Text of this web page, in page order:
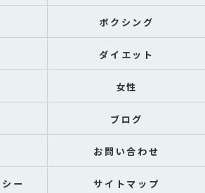
ボクシング
ダイエット
女性
ブログ
お問い合わせ
ー サイトマップ